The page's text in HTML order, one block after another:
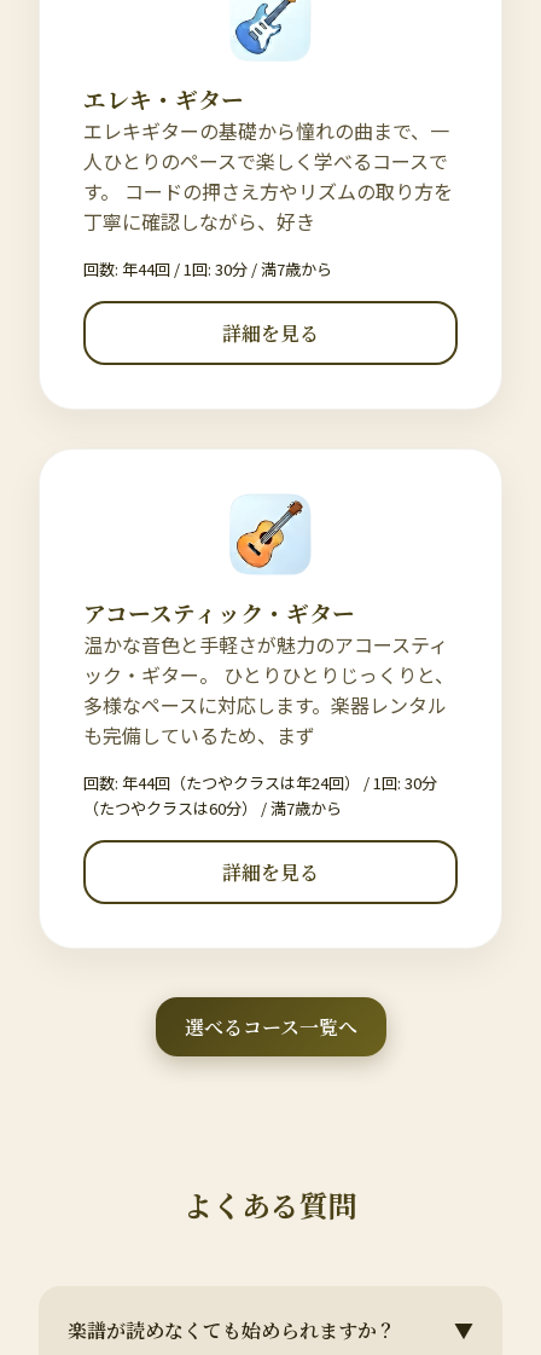
エレキ・ギター
エレキギターの基礎から憧れの曲まで、一
人ひとりのペースで楽しく学べるコースで
す。 コードの押さえ方やリズムの取り方を
丁寧に確認しながら、好き
回数: 年44回 / 1回: 30分 /満7歳から
詳細を見る
アコースティック・ギター
温かな音色と手軽さが魅力のアコースティ
ック・ギター。 ひとりひとりじっくりと、
多様なペースに対応します。楽器レンタル
も完備しているため、まず
回数: 年44回（たつやクラスは年24回） / 1回: 30分
（たつやクラスは60分） /満7歳から
詳細を見る
選べるコース一覧へ
よくある質問
楽譜が読めなくても始められますか？ ▼